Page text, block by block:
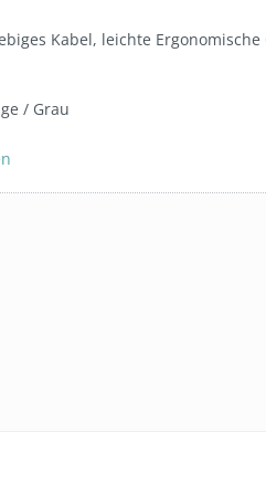
Kabel, leichte Ergonomische
/ Grau